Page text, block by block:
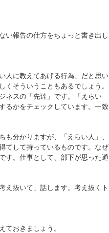
い報告の仕方をちょっと書き出し
人に教えてあげる行為」だと思い
そういうこともあるでしょう。
ネスの「先達」です。「えらい
るかをチェックしています。一致
も分かりますが、「えらい人」、
てして持っているものです。なぜ
す。仕事として、部下が思った通
え抜いて」話します。考え抜くト
ておきましょう。